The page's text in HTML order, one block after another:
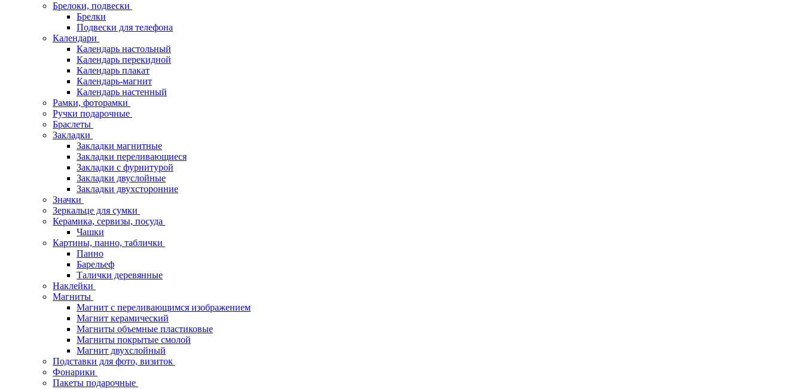
Брелоки, подвески
Брелки
Подвески для телефона
Календари
Календарь настольный
Календарь перекидной
Календарь плакат
Календарь-магнит
Календарь настенный
Рамки, фоторамки
Ручки подарочные
Браслеты
Закладки
Закладки магнитные
Закладки переливающиеся
Закладки с фурнитурой
Закладки двуслойные
Закладки двухсторонние
Значки
Зеркальце для сумки
Керамика, сервизы, посуда
Чашки
Картины, панно, таблички
Панно
Барельеф
Талички деревянные
Наклейки
Магниты
Магнит с переливающимся изображением
Магнит керамический
Магниты объемные пластиковые
Магниты покрытые смолой
Магнит двухслойный
Подставки для фото, визиток
Фонарики
Пакеты подарочные